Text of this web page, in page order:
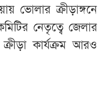
ভোলার ক্রীড়াঙ্গনে
নেতৃত্বে জেলার
কার্যক্রম আরও